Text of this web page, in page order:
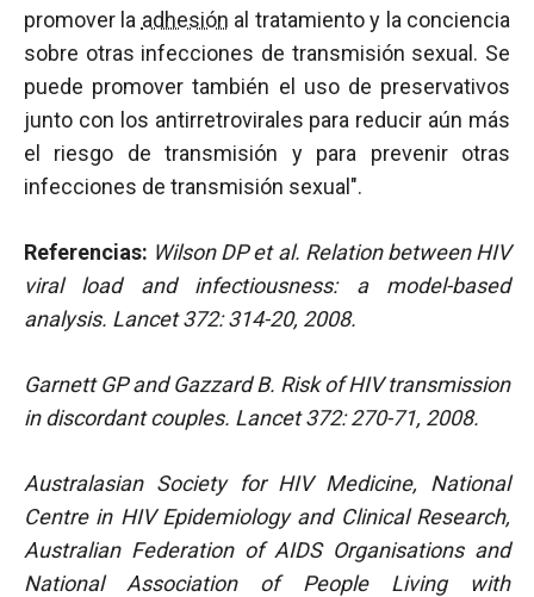
promover la adhesión al tratamiento y la conciencia
sobre otras infecciones de transmisión sexual. Se
puede promover también el uso de preservativos
junto con los antirretrovirales para reducir aún más
el riesgo de transmisión y para prevenir otras
infecciones de transmisión sexual".
Referencias: Wilson DP et al. Relation between HIV
viral load and infectiousness: a model-based
analysis. Lancet 372: 314-20, 2008.
Garnett GP and Gazzard B. Risk of HIV transmission
in discordant couples. Lancet 372: 270-71, 2008.
Australasian Society for HIV Medicine, National
Centre in HIV Epidemiology and Clinical Research,
Australian Federation of AIDS Organisations and
National Association of People Living with